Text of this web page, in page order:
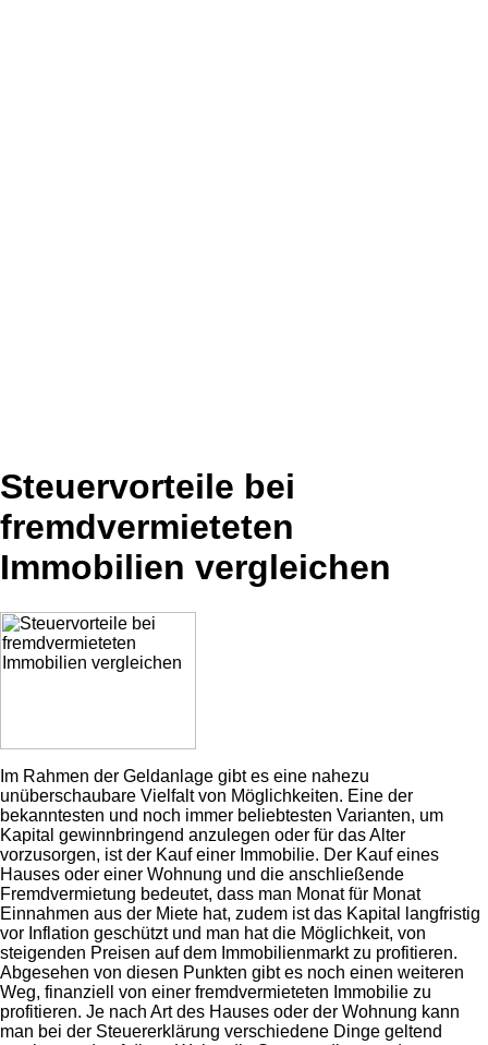
Steuervorteile bei
fremdvermieteten
Immobilien vergleichen
Im Rahmen der Geldanlage gibt es eine nahezu
unüberschaubare Vielfalt von Möglichkeiten. Eine der
bekanntesten und noch immer beliebtesten Varianten, um
Kapital gewinnbringend anzulegen oder für das Alter
vorzusorgen, ist der Kauf einer Immobilie. Der Kauf eines
Hauses oder einer Wohnung und die anschließende
Fremdvermietung bedeutet, dass man Monat für Monat
Einnahmen aus der Miete hat, zudem ist das Kapital langfristig
vor Inflation geschützt und man hat die Möglichkeit, von
steigenden Preisen auf dem Immobilienmarkt zu profitieren.
Abgesehen von diesen Punkten gibt es noch einen weiteren
Weg, finanziell von einer fremdvermieteten Immobilie zu
profitieren. Je nach Art des Hauses oder der Wohnung kann
man bei der Steuererklärung verschiedene Dinge geltend